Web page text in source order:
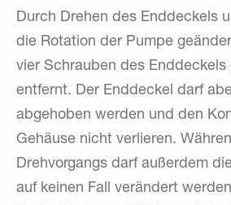
Durch Drehen des Enddeckels
die Rotation der Pumpe
vier Schrauben des Enddeckels
entfernt. Der Enddeckel darf
abgehoben werden und den
Gehäuse nicht verlieren.
Drehvorgangs darf außerdem
auf keinen Fall verändert